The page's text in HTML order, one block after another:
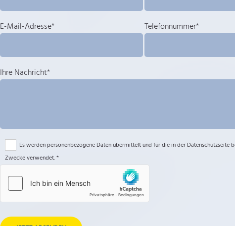
E-Mail-Adresse* Telefonnummer*
Ihre Nachricht*
Es werden personenbezogene Daten übermittelt und für die in der Datenschutzseite
Zwecke verwendet. *